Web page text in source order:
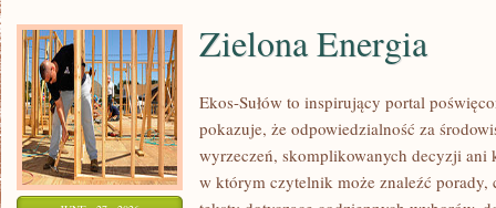
Zielona Energia
Ekos-Sułów to inspirujący portal
pokazuje, że odpowiedzialność za
wyrzeczeń, skomplikowanych decyzji ani
w którym czytelnik może znaleźć porady,